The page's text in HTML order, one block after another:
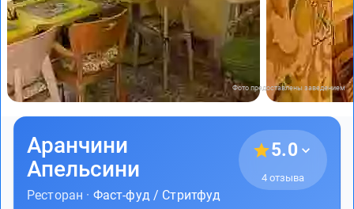
Фото предоставлены заведением
Аранчини
Апельсини
Ресторан · Фаст-фуд / Стритфуд
5.0
4 отзыва